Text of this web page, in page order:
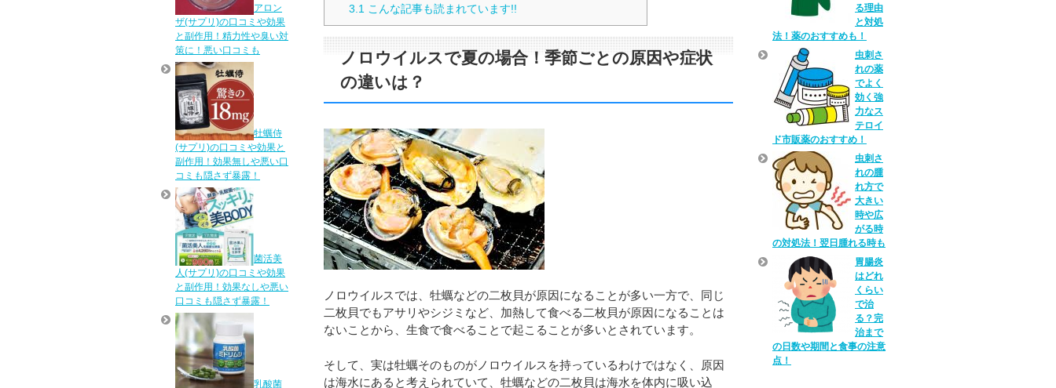
3.1 こんな記事も読まれています!!
ノロウイルスで夏の場合！季節ごとの原因や症状
の違いは？
ノロウイルスでは、牡蠣などの二枚貝が原因になることが多い一方で、同じ
二枚貝でもアサリやシジミなど、加熱して食べる二枚貝が原因になることは
ないことから、生食で食べることで起こることが多いとされています。
そして、実は牡蠣そのものがノロウイルスを持っているわけではなく、原因
は海水にあると考えられていて、牡蠣などの二枚貝は海水を体内に吸い込
アロン
ザ(サプリ)の口コミや効果
と副作用！精力性や臭い対
策に！悪い口コミも
牡蠣侍
(サプリ)の口コミや効果と
副作用！効果無しや悪い口
コミも隠さず暴露！
菌活美
人(サプリ)の口コミや効果
と副作用！効果なしや悪い
口コミも隠さず暴露！
乳酸菌
る理由
と対処
法！薬のおすすめも！
虫刺さ
れの薬
でよく
効く強
力なス
テロイ
ド市販薬のおすすめ！
虫刺さ
れの腫
れ方で
大きい
時や広
がる時
の対処法！翌日腫れる時も
胃腸炎
はどれ
くらい
で治
る？完
治まで
の日数や期間と食事の注意
点！